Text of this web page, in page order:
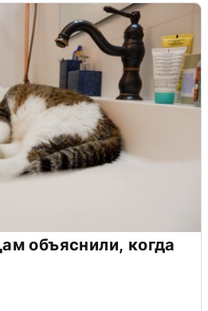
объяснили, когда